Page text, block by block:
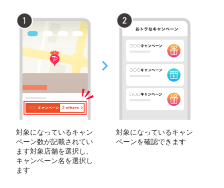
対象になっているキャン
ペーン数が記載されてい
ます対象店舗を選択し、
キャンペーン名を選択し
ます
対象になっているキャン
ペーンを確認できます